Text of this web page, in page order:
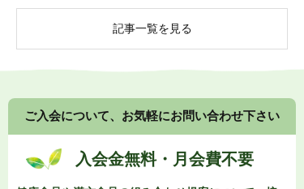
記事一覧を見る
ご入会について、お気軽にお問い合わせ下さい
入会金無料・月会費不要